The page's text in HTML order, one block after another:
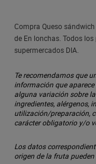
Compra Queso
de En lonchas. Todos
supermercados DIA.
Te recomendamos que
información que
alguna variación sobre
ingredientes, alérgenos,
utilización/preparación,
carácter obligatorio y/o
Los datos
origen de la fruta